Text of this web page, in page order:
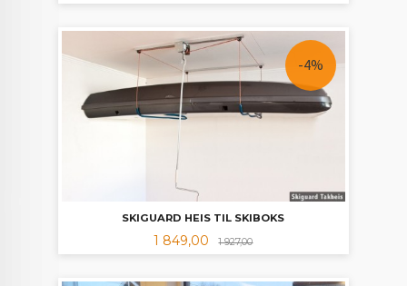
SKIGUARD HEIS TIL SKIBOKS
Tilbud
1 849,00 1 927,00Rabatt
-4%